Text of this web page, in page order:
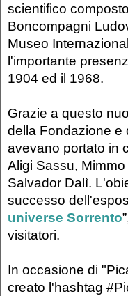
scientifico
Boncompagni
Museo
l'importante
1904 ed il 1968.
Grazie a questo
della Fondazione e
avevano portato in
Aligi Sassu,
Salvador Dalì.
successo
universe Sorrento
visitatori.
In occasione di
creato l'hashtag